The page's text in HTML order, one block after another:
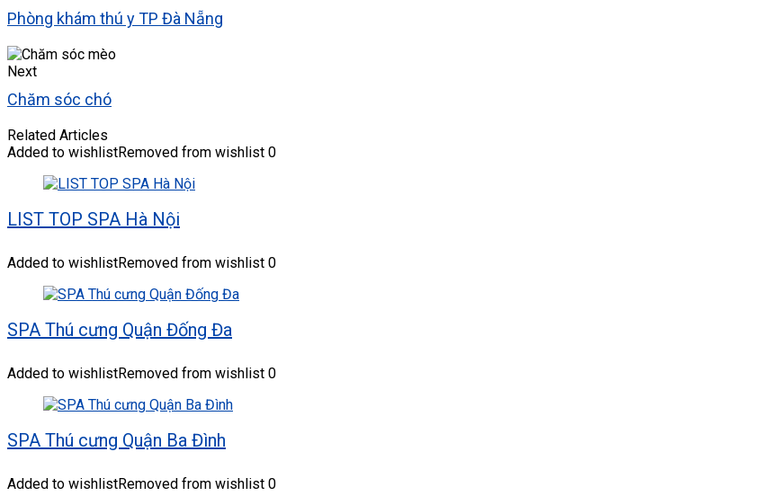
Phòng khám thú y TP Đà Nẵng
Next
Chăm sóc chó
Related Articles
Added to wishlistRemoved from wishlist 0
LIST TOP SPA Hà Nội
Added to wishlistRemoved from wishlist 0
SPA Thú cưng Quận Đống Đa
Added to wishlistRemoved from wishlist 0
SPA Thú cưng Quận Ba Đình
Added to wishlistRemoved from wishlist 0